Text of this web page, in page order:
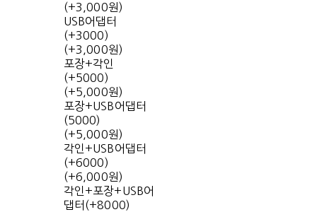
(+3,000원)
USB어댑터
(+3000)
(+3,000원)
포장+각인
(+5000)
(+5,000원)
포장+USB어댑터
(5000)
(+5,000원)
각인+USB어댑터
(+6000)
(+6,000원)
각인+포장+USB어
댑터(+8000)